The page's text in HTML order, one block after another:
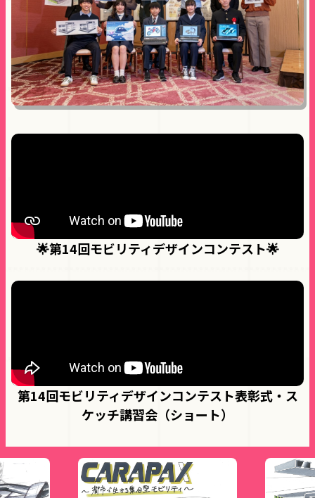
🌟第14回モビリティデザインコンテスト🌟
第14回モビリティデザインコンテスト表彰式・ス
ケッチ講習会（ショート）